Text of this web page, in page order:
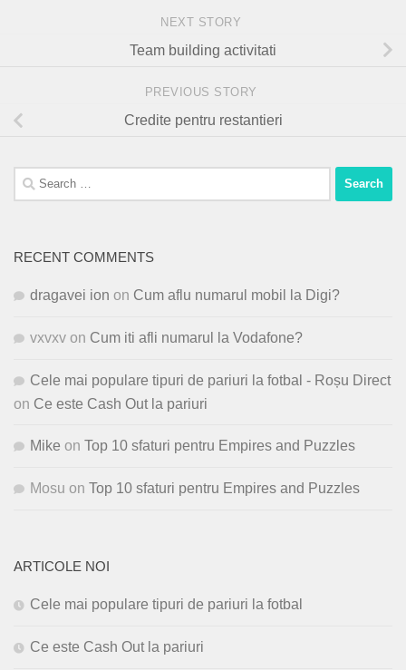
NEXT STORY
Team building activitati
PREVIOUS STORY
Credite pentru restantieri
Search
for:
RECENT COMMENTS
dragavei ion on Cum aflu numarul mobil la Digi?
vxvxv on Cum iti afli numarul la Vodafone?
Cele mai populare tipuri de pariuri la fotbal - Roșu Direct
on Ce este Cash Out la pariuri
Mike on Top 10 sfaturi pentru Empires and Puzzles
Mosu on Top 10 sfaturi pentru Empires and Puzzles
ARTICOLE NOI
Cele mai populare tipuri de pariuri la fotbal
Ce este Cash Out la pariuri